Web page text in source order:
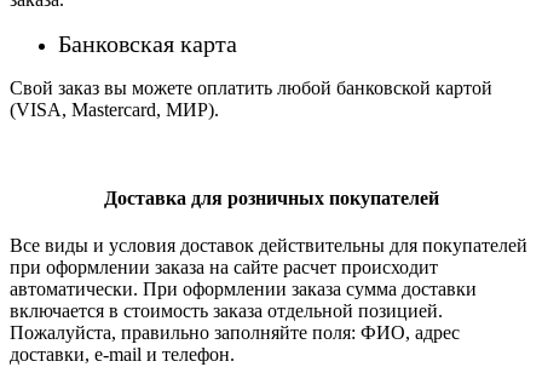
Банковская карта
Свой заказ вы можете оплатить любой банковской картой
(VISA, Mastercard, МИР).
Доставка для розничных покупателей
Все виды и условия доставок действительны для покупателей
при оформлении заказа на сайте расчет происходит
автоматически. При оформлении заказа сумма доставки
включается в стоимость заказа отдельной позицией.
Пожалуйста, правильно заполняйте поля: ФИО, адрес
доставки, e-mail и телефон.